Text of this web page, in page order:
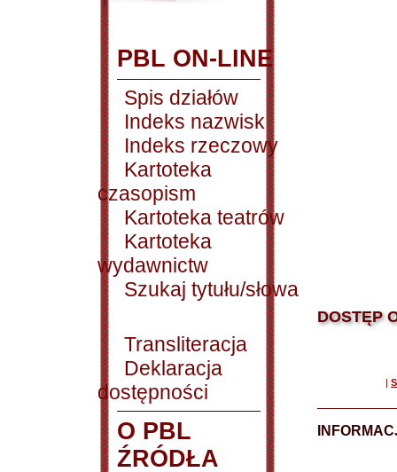
PBL ON-LINE
Spis działów
Indeks nazwisk
Indeks rzeczowy
Kartoteka
czasopism
Kartoteka teatrów
Kartoteka
wydawnictw
Szukaj tytułu/słowa
Transliteracja
Deklaracja
dostępności
O PBL
ŹRÓDŁA
DOSTĘP
|